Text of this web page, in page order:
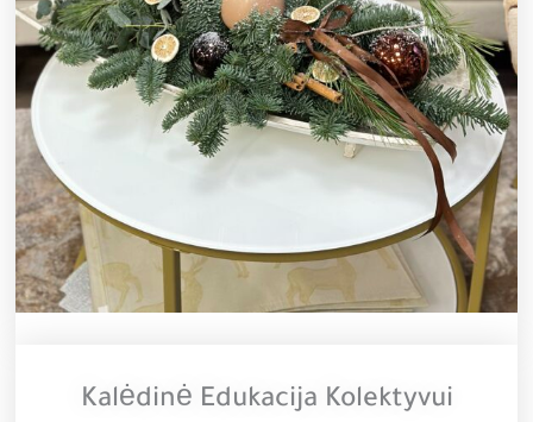
Kalėdinė Edukacija Kolektyvui